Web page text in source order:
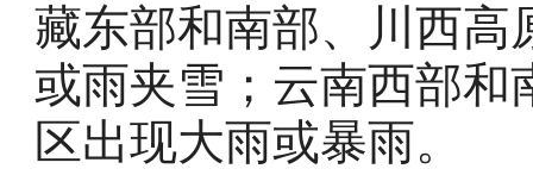
藏东部和南部、川西高
或雨夹雪；云南西部和
区出现大雨或暴雨。